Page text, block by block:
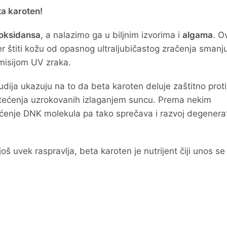
karoten!
, a nalazimo ga u biljnim izvorima i algama.
štiti kožu od opasnog ultraljubičastog zračenja
UV zraka.
ukazuju na to da beta karoten deluje zaštitno
uzrokovanih izlaganjem suncu. Prema nekim
DNK molekula pa tako sprečava i razvoj
uvek raspravlja, beta karoten je nutrijent čiji unos se